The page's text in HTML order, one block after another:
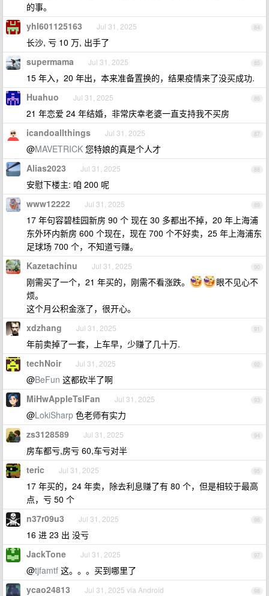
的事。
84
yhl601125163 Jul 31, 2025
长沙, 亏 10 万, 出手了
85
supermama Jul 31, 2025
15 年入，20 年出，本来准备置换的，结果疫情来了没买成功.
86
Huahuo Jul 31, 2025
21 年恋爱 24 年结婚，非常庆幸老婆一直支持我不买房
87
icandoallthings Jul 31, 2025
@MAVETRICK 您特娘的真是个人才
88
Alias2023 Jul 31, 2025
安慰下楼主: 咱 200 呢
89
www12222 Jul 31, 2025
17 年句容碧桂园新房 90 个 现在 30 多都出不掉，20 年上海浦
东外环内新房 600 个现在，现在 700 个不好卖，25 年上海浦东
足球场 700 个，不知道亏赚。
90
Kazetachinu Jul 31, 2025
刚需买了一个，21 年买的，刚需不看涨跌。
眼不见心不
烦。
这个月公积金涨了，很开心。
91
xdzhang Jul 31, 2025
年前卖掉了一套，上车早，少赚了几十万.
92
techNoir Jul 31, 2025
@BeFun 这都砍半了啊
93
MiHwAppleTslFan Jul 31, 2025
@LokiSharp 色老师有实力
94
zs3128589 Jul 31, 2025
房车都亏,房亏 60,车亏对半
95
teric Jul 31, 2025
17 年买的，24 年卖，除去利息赚了有 80 个，但是相较于最高
点，亏 50 个
96
n37r09u3 Jul 31, 2025
16 进 23 出 没亏
97
JackTone Jul 31, 2025
@tjfamtf 这。。。买到哪里了
98
ycao24813 Jul 31, 2025 via Android